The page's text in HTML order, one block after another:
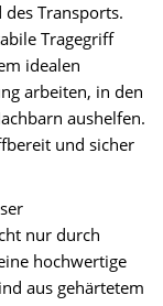
Transports.
Tragegriff
idealen
arbeiten, in den
aushelfen.
und sicher
nur durch
hochwertige
aus gehärtetem